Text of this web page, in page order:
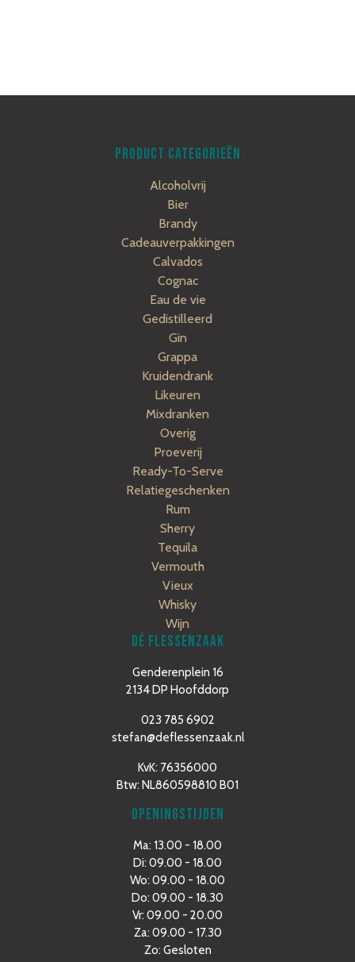
PRODUCT CATEGORIEËN
Alcoholvrij
Bier
Brandy
Cadeauverpakkingen
Calvados
Cognac
Eau de vie
Gedistilleerd
Gin
Grappa
Kruidendrank
Likeuren
Mixdranken
Overig
Proeverij
Ready-To-Serve
Relatiegeschenken
Rum
Sherry
Tequila
Vermouth
Vieux
Whisky
Wijn
DÉ FLESSENZAAK
Genderenplein 16
2134 DP Hoofddorp
023 785 6902
stefan@deflessenzaak.nl
KvK: 76356000
Btw: NL860598810 B01
OPENINGSTIJDEN
Ma: 13.00 - 18.00
Di: 09.00 - 18.00
Wo: 09.00 - 18.00
Do: 09.00 - 18.30
Vr: 09.00 - 20.00
Za: 09.00 - 17.30
Zo: Gesloten